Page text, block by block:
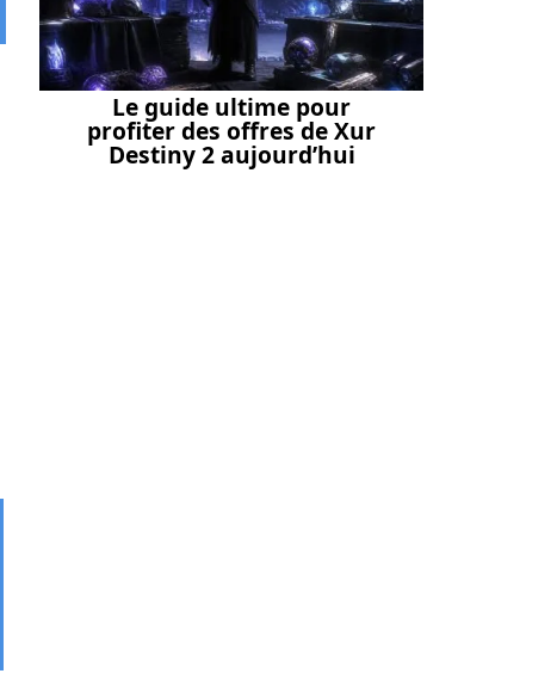
Le guide ultime pour
profiter des offres de Xur
Destiny 2 aujourd’hui